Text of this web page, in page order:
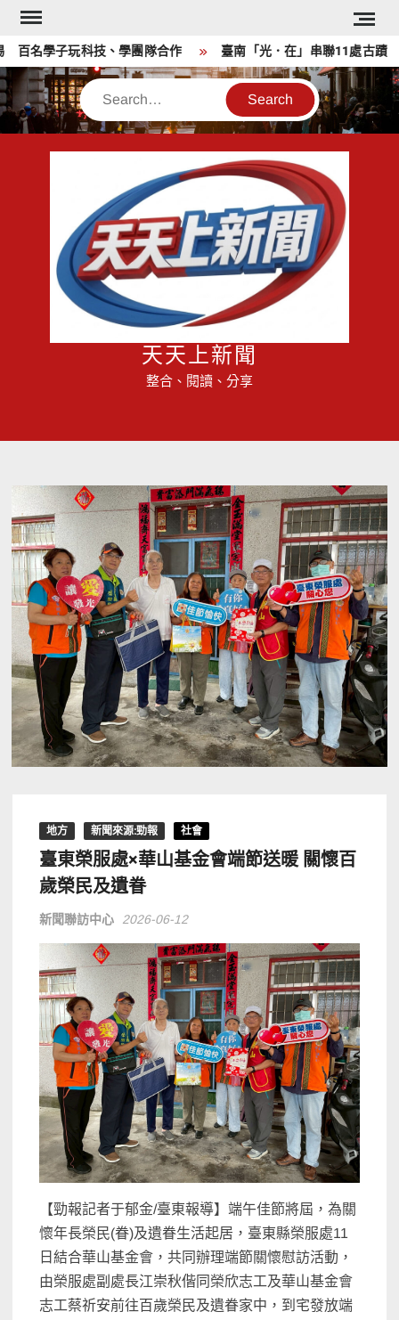
Skip
content
名學子玩科技、學團隊合作 臺南「光．在」串聯11處古蹟
Search
天天上新聞
整合、閱讀、分享
地方 新聞來源:勁報 社會
臺東榮服處×華山基金會端節送暖 關懷百
歲榮民及遺眷
新聞聯訪中心 2026-06-12
【勁報記者于郁金/臺東報導】端午佳節將屆，為關
懷年長榮民(眷)及遺眷生活起居，臺東縣榮服處11
日結合華山基金會，共同辦理端節關懷慰訪活動，
由榮服處副處長江崇秋偕同榮欣志工及華山基金會
志工蔡祈安前往百歲榮民及遺眷家中，到宅發放端